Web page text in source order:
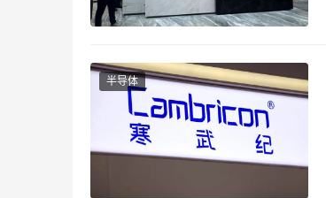
半导体